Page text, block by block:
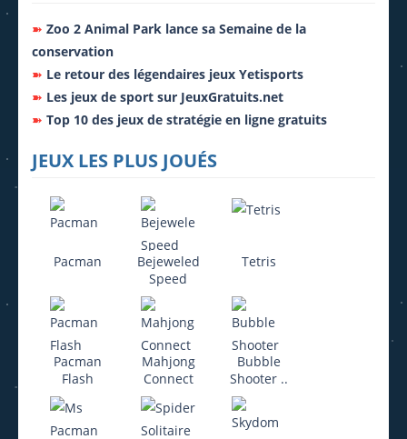
➽ Zoo 2 Animal Park lance sa Semaine de la
conservation
➽ Le retour des légendaires jeux Yetisports
➽ Les jeux de sport sur JeuxGratuits.net
➽ Top 10 des jeux de stratégie en ligne gratuits
JEUX LES PLUS JOUÉS
Pacman
Bejeweled
Speed
Tetris
Pacman
Flash
Mahjong
Connect
Bubble
Shooter ..